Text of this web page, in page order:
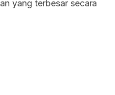
yang terbesar secara